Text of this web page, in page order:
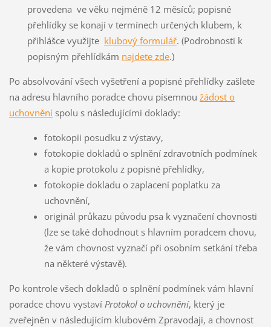
provedena ve věku nejméně 12 měsíců; popisné
přehlídky se konají v termínech určených klubem, k
přihlášce využijte klubový formulář. (Podrobnosti k
popisným přehlídkám najdete zde.)
Po absolvování všech vyšetření a popisné přehlídky zašlete
na adresu hlavního poradce chovu písemnou žádost o
uchovněníspolu s následujícími doklady:
fotokopii posudku z výstavy,
fotokopie dokladů o splnění zdravotních podmínek
a kopie protokolu z popisné přehlídky,
fotokopie dokladu o zaplacení poplatku za
uchovnění,
originál průkazu původu psa k vyznačení chovnosti
(lze se také dohodnout s hlavním poradcem chovu,
že vám chovnost vyznačí při osobním setkání třeba
na některé výstavě).
Po kontrole všech dokladů o splnění podmínek vám hlavní
poradce chovu vystaví Protokol o uchovnění, který je
zveřejněn v následujícím klubovém Zpravodaji, a chovnost